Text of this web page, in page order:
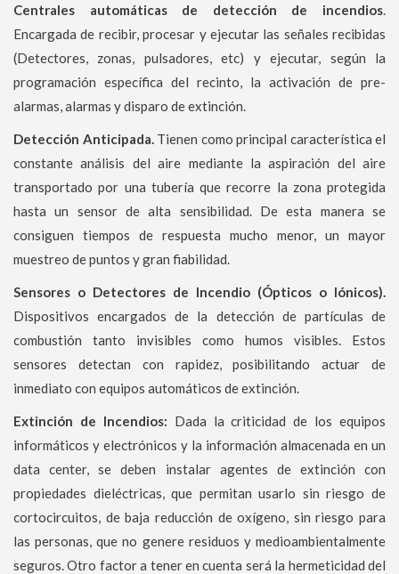
Centrales automáticas de detección de incendios.
Encargada de recibir, procesar y ejecutar las señales recibidas
(Detectores, zonas, pulsadores, etc) y ejecutar, según la
programación específica del recinto, la activación de pre-
alarmas, alarmas y disparo de extinción.
Detección Anticipada.Tienen como principal característica el
constante análisis del aire mediante la aspiración del aire
transportado por una tubería que recorre la zona protegida
hasta un sensor de alta sensibilidad. De esta manera se
consiguen tiempos de respuesta mucho menor, un mayor
muestreo de puntos y gran fiabilidad.
Sensores o Detectores de Incendio (Ópticos o Iónicos).
Dispositivos encargados de la detección de partículas de
combustión tanto invisibles como humos visibles. Estos
sensores detectan con rapidez, posibilitando actuar de
inmediato con equipos automáticos de extinción.
Extinción de Incendios: Dada la criticidad de los equipos
informáticos y electrónicos y la información almacenada en un
data center, se deben instalar agentes de extinción con
propiedades dieléctricas, que permitan usarlo sin riesgo de
cortocircuitos, de baja reducción de oxígeno, sin riesgo para
las personas, que no genere residuos y medioambientalmente
seguros. Otro factor a tener en cuenta será la hermeticidad del